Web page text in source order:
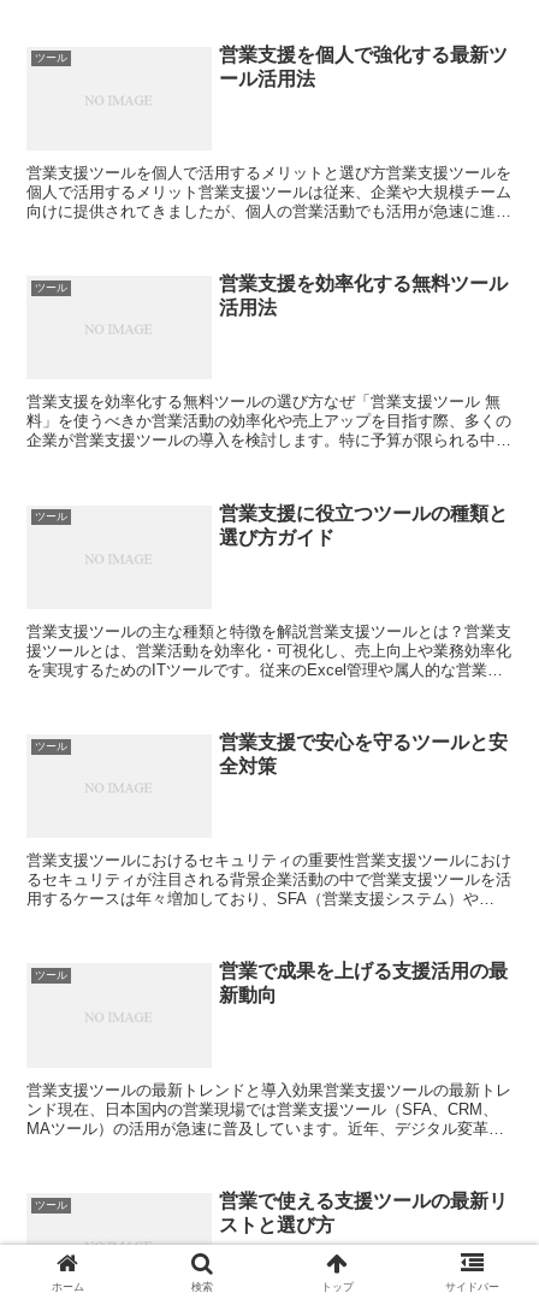
ツール
営業支援を個人で強化する最新ツ
ール活用法
営業支援ツールを個人で活用するメリットと選び方営業支援ツールを
個人で活用するメリット営業支援ツールは従来、企業や大規模チーム
向けに提供されてきましたが、個人の営業活動でも活用が急速に進ん
ツール
営業支援を効率化する無料ツール
活用法
営業支援を効率化する無料ツールの選び方なぜ「営業支援ツール 無
料」を使うべきか営業活動の効率化や売上アップを目指す際、多くの
企業が営業支援ツールの導入を検討します。特に予算が限られる中小
ツール
営業支援に役立つツールの種類と
選び方ガイド
営業支援ツールの主な種類と特徴を解説営業支援ツールとは？営業支
援ツールとは、営業活動を効率化・可視化し、売上向上や業務効率化
を実現するためのITツールです。従来のExcel管理や属人的な営業ス
ツール
営業支援で安心を守るツールと安
全対策
営業支援ツールにおけるセキュリティの重要性営業支援ツールにおけ
るセキュリティが注目される背景企業活動の中で営業支援ツールを活
用するケースは年々増加しており、SFA（営業支援システム）や
ツール
営業で成果を上げる支援活用の最
新動向
営業支援ツールの最新トレンドと導入効果営業支援ツールの最新トレ
ンド現在、日本国内の営業現場では営業支援ツール（SFA、CRM、
MAツール）の活用が急速に普及しています。近年、デジタル変革
ツール
営業で使える支援ツールの最新リ
ストと選び方
ホーム 検索 トップ サイドバー